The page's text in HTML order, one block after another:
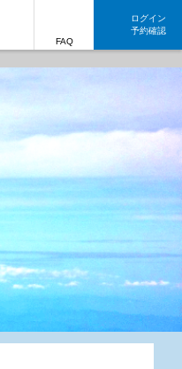
FAQ
ログイン
予約確認